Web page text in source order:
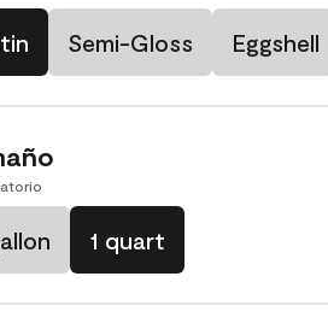
Semi-Gloss Eggshell
1 quart